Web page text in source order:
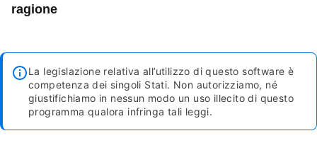
ragione
La legislazione relativa all’utilizzo di questo software è
competenza dei singoli Stati. Non autorizziamo, né
giustifichiamo in nessun modo un uso illecito di questo
programma qualora infringa tali leggi.